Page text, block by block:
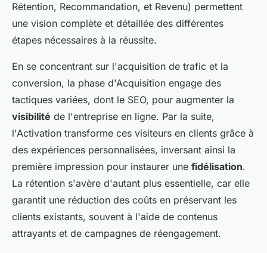
Rétention, Recommandation, et Revenu) permettent
une vision complète et détaillée des différentes
étapes nécessaires à la réussite.
En se concentrant sur l'acquisition de trafic et la
conversion, la phase d'Acquisition engage des
tactiques variées, dont le SEO, pour augmenter la
visibilité de l'entreprise en ligne. Par la suite,
l'Activation transforme ces visiteurs en clients grâce à
des expériences personnalisées, inversant ainsi la
première impression pour instaurer une fidélisation.
La rétention s'avère d'autant plus essentielle, car elle
garantit une réduction des coûts en préservant les
clients existants, souvent à l'aide de contenus
attrayants et de campagnes de réengagement.